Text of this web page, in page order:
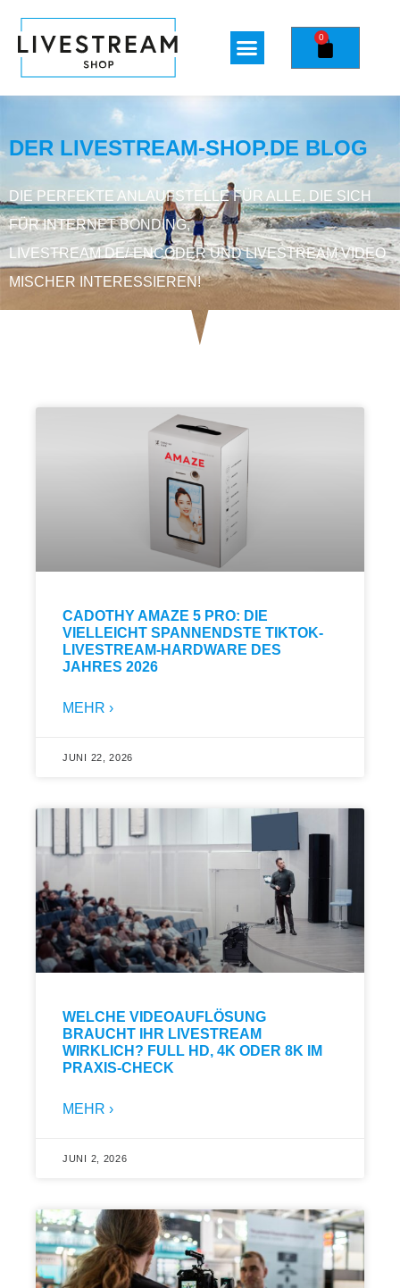
0
DER LIVESTREAM-SHOP.DE BLOG
DIE PERFEKTE ANLAUFSTELLE FÜR ALLE, DIE SICH
FÜR INTERNET BONDING,
LIVESTREAM DE/-ENCODER UND LIVESTREAM VIDEO
MISCHER INTERESSIEREN!
CADOTHY AMAZE 5 PRO: DIE
VIELLEICHT SPANNENDSTE TIKTOK-
LIVESTREAM-HARDWARE DES
JAHRES 2026
MEHR ›
JUNI 22, 2026
WELCHE VIDEOAUFLÖSUNG
BRAUCHT IHR LIVESTREAM
WIRKLICH? FULL HD, 4K ODER 8K IM
PRAXIS-CHECK
MEHR ›
JUNI 2, 2026